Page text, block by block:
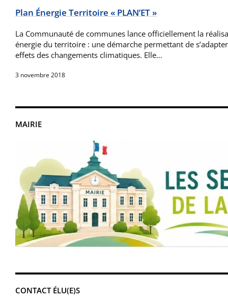
MAIRIE
CONTACT ÉLU(E)S
Plan Énergie Territoire « PLAN’ET »
La Communauté de communes lance officiellement la
énergie du territoire : une démarche permettant de
effets des changements climatiques. Elle…
3 novembre 2018